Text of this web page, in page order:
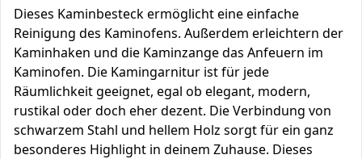
Dieses Kaminbesteck ermöglicht eine einfache
Reinigung des Kaminofens. Außerdem erleichtern der
Kaminhaken und die Kaminzange das Anfeuern im
Kaminofen. Die Kamingarnitur ist für jede
Räumlichkeit geeignet, egal ob elegant, modern,
rustikal oder doch eher dezent. Die Verbindung von
schwarzem Stahl und hellem Holz sorgt für ein ganz
besonderes Highlight in deinem Zuhause. Dieses